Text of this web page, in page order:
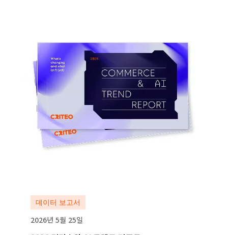
데이터 보고서
2026년 5월 25일